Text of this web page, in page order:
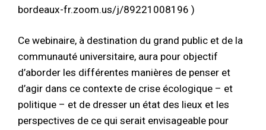
bordeaux-fr.zoom.us/j/89221008196 )
Ce webinaire, à destination du grand public et de la
communauté universitaire, aura pour objectif
d’aborder les différentes manières de penser et
d’agir dans ce contexte de crise écologique – et
politique – et de dresser un état des lieux et les
perspectives de ce qui serait envisageable pour